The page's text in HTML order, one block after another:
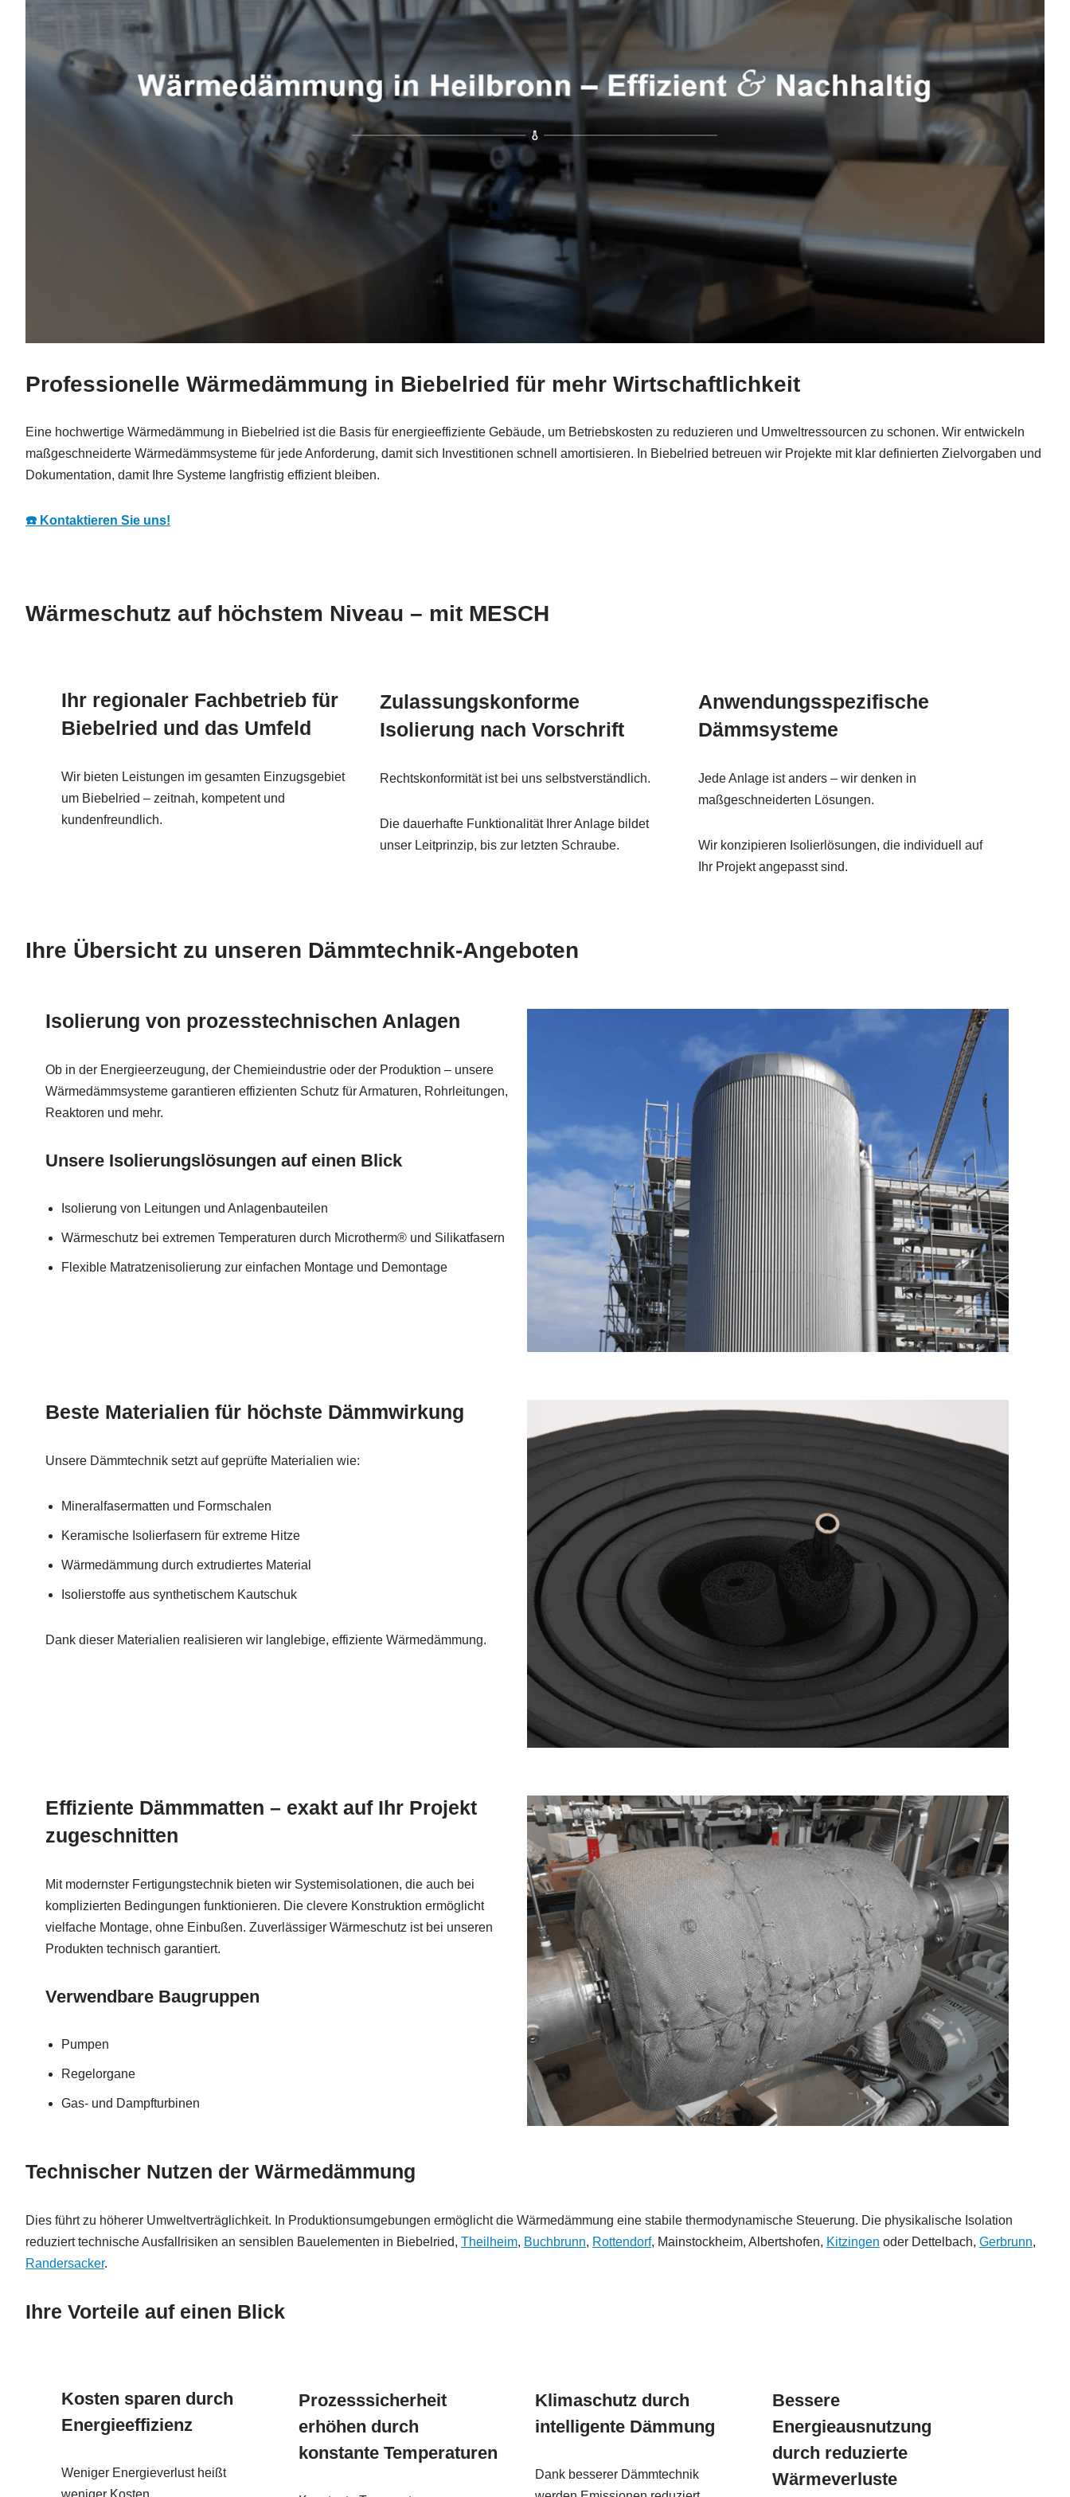
Professionelle Wärmedämmung in Biebelried für mehr Wirtschaftlichkeit
Eine hochwertige Wärmedämmung in Biebelried ist die Basis für energieeffiziente Gebäude, um Betriebskosten zu reduzieren und Umweltressourcen zu schonen. Wir entwickeln
maßgeschneiderte Wärmedämmsysteme für jede Anforderung, damit sich Investitionen schnell amortisieren. In Biebelried betreuen wir Projekte mit klar definierten Zielvorgaben und
Dokumentation, damit Ihre Systeme langfristig effizient bleiben.
☎️ Kontaktieren Sie uns!
Wärmeschutz auf höchstem Niveau – mit MESCH
Ihr regionaler Fachbetrieb für
Biebelried und das Umfeld
Wir bieten Leistungen im gesamten Einzugsgebiet
um Biebelried – zeitnah, kompetent und
kundenfreundlich.
Zulassungskonforme
Isolierung nach Vorschrift
Rechtskonformität ist bei uns selbstverständlich.
Die dauerhafte Funktionalität Ihrer Anlage bildet
unser Leitprinzip, bis zur letzten Schraube.
Anwendungsspezifische
Dämmsysteme
Jede Anlage ist anders – wir denken in
maßgeschneiderten Lösungen.
Wir konzipieren Isolierlösungen, die individuell auf
Ihr Projekt angepasst sind.
Ihre Übersicht zu unseren Dämmtechnik-Angeboten
Isolierung von prozesstechnischen Anlagen
Ob in der Energieerzeugung, der Chemieindustrie oder der Produktion – unsere
Wärmedämmsysteme garantieren effizienten Schutz für Armaturen, Rohrleitungen,
Reaktoren und mehr.
Unsere Isolierungslösungen auf einen Blick
Isolierung von Leitungen und Anlagenbauteilen
Wärmeschutz bei extremen Temperaturen durch Microtherm® und Silikatfasern
Flexible Matratzenisolierung zur einfachen Montage und Demontage
Beste Materialien für höchste Dämmwirkung
Unsere Dämmtechnik setzt auf geprüfte Materialien wie:
Mineralfasermatten und Formschalen
Keramische Isolierfasern für extreme Hitze
Wärmedämmung durch extrudiertes Material
Isolierstoffe aus synthetischem Kautschuk
Dank dieser Materialien realisieren wir langlebige, effiziente Wärmedämmung.
Effiziente Dämmmatten – exakt auf Ihr Projekt
zugeschnitten
Mit modernster Fertigungstechnik bieten wir Systemisolationen, die auch bei
komplizierten Bedingungen funktionieren. Die clevere Konstruktion ermöglicht
vielfache Montage, ohne Einbußen. Zuverlässiger Wärmeschutz ist bei unseren
Produkten technisch garantiert.
Verwendbare Baugruppen
Pumpen
Regelorgane
Gas- und Dampfturbinen
Technischer Nutzen der Wärmedämmung
Dies führt zu höherer Umweltverträglichkeit. In Produktionsumgebungen ermöglicht die Wärmedämmung eine stabile thermodynamische Steuerung. Die physikalische Isolation
reduziert technische Ausfallrisiken an sensiblen Bauelementen in Biebelried, Theilheim, Buchbrunn, Rottendorf, Mainstockheim, Albertshofen, Kitzingen oder Dettelbach, Gerbrunn,
Randersacker.
Ihre Vorteile auf einen Blick
Kosten sparen durch
Energieeffizienz
Weniger Energieverlust heißt
Prozesssicherheit
erhöhen durch
konstante Temperaturen
Klimaschutz durch
intelligente Dämmung
Dank besserer Dämmtechnik
Bessere
Energieausnutzung
durch reduzierte
Wärmeverluste